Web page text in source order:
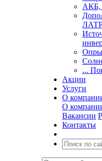
АКБ,
...
Акции
Услуги
О
О
Вакансии
Контакты